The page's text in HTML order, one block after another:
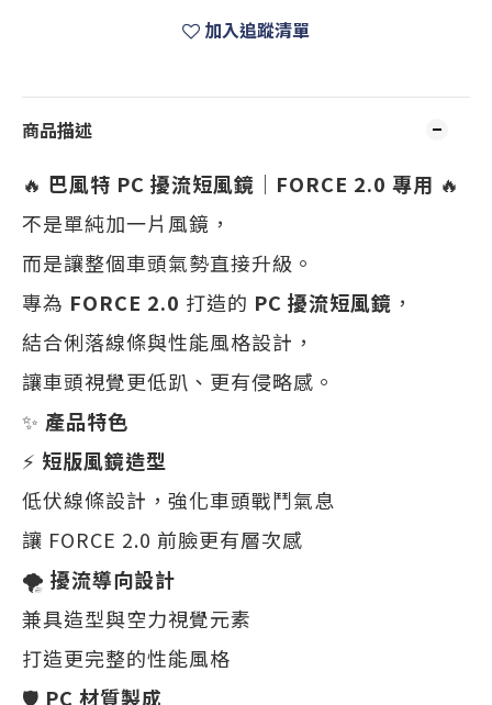
加入追蹤清單
商品描述
🔥 巴風特 PC 擾流短風鏡｜FORCE 2.0 專用 🔥
不是單純加一片風鏡，
而是讓整個車頭氣勢直接升級。
專為 FORCE 2.0 打造的 PC 擾流短風鏡 ，
結合俐落線條與性能風格設計，
讓車頭視覺更低趴、更有侵略感。
✨ 產品特色
⚡ 短版風鏡造型
低伏線條設計，強化車頭戰鬥氣息
讓 FORCE 2.0 前臉更有層次感
🌪 擾流導向設計
兼具造型與空力視覺元素
打造更完整的性能風格
🛡 PC 材質製成